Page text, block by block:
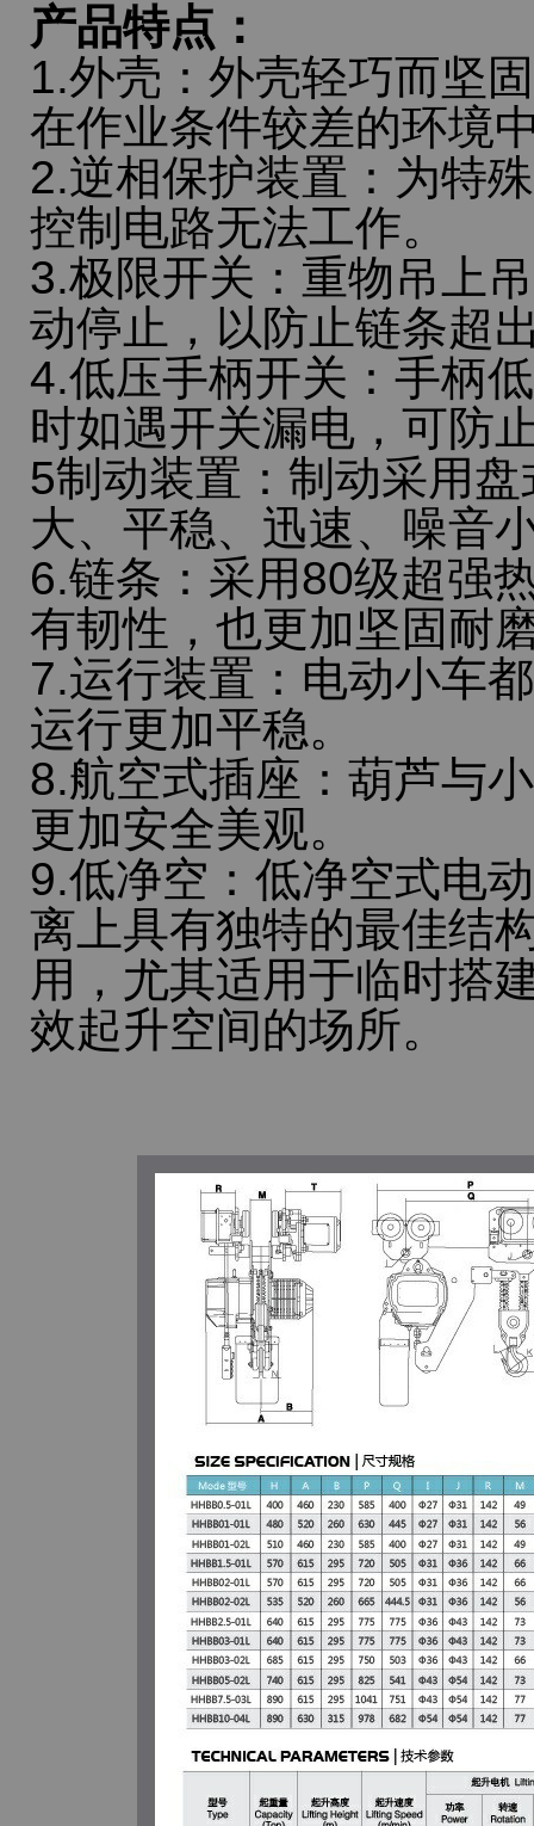
产品特点：
1.外壳：外壳轻巧而坚
在作业条件较差的环境
2.逆相保护装置：为特
控制电路无法工作。
3.极限开关：重物吊上
动停止，以防止链条超
4.低压手柄开关：手柄
时如遇开关漏电，可防
5制动装置：制动采用
大、平稳、迅速、噪音
6.链条：采用80级超强
有韧性，也更加坚固耐
7.运行装置：电动小车
运行更加平稳。
8.航空式插座：葫芦与
更加安全美观。
9.低净空：低净空式电
离上具有独特的最佳结
用，尤其适用于临时搭
效起升空间的场所。